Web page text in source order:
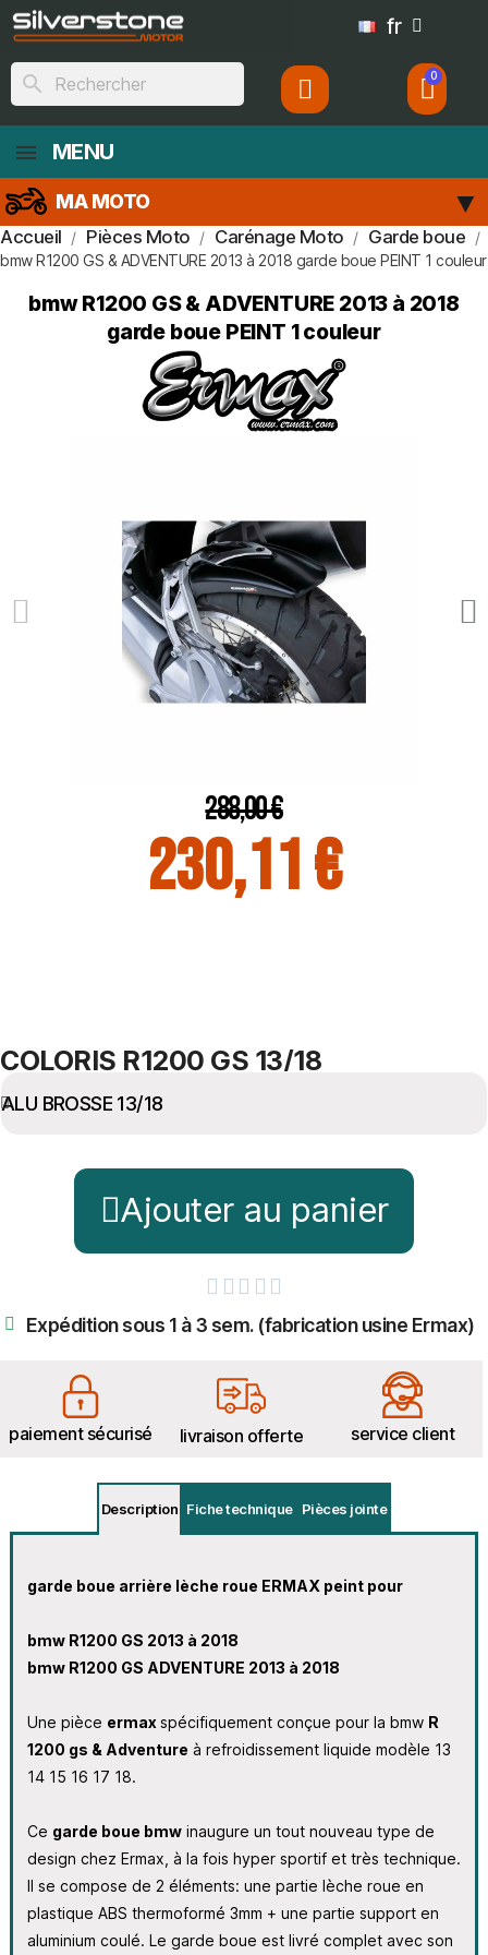
fr
search
MENU
MA MOTO
Accueil Pièces Moto Carénage Moto Garde boue
bmw R1200 GS & ADVENTURE 2013 à 2018 garde boue PEINT 1 couleur
bmw R1200 GS & ADVENTURE 2013 à 2018
garde boue PEINT 1 couleur
288,00 €
230,11 €
COLORIS R1200 GS 13/18
Ajouter au panier
    
Expédition sous 1 à 3 sem. (fabrication usine Ermax)
paiement sécurisé livraison offerte service client
Description Fiche technique Pièces jointe
garde boue arrière lèche roue ERMAX peint pour
bmw R1200 GS 2013 à 2018
bmw R1200 GS ADVENTURE 2013 à 2018
Une pièce ermax spécifiquement conçue pour la bmw R
1200 gs & Adventure à refroidissement liquide modèle 13
14 15 16 17 18.
Ce garde boue bmwinaugure un tout nouveau type de
design chez Ermax, à la fois hyper sportif et très technique.
Il se compose de 2 éléments: une partie lèche roue en
plastique ABS thermoformé 3mm + une partie support en
aluminium coulé. Le garde boue est livré complet avec son